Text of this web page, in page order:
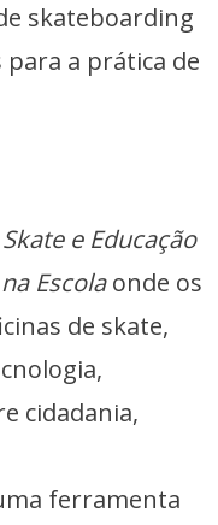
skateboarding
a prática de
Skate e Educação
Escolaonde os
de skate,
cidadania,
ferramenta